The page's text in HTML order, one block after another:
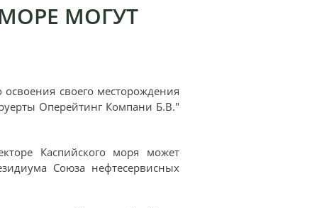
МОГУТ
освоения своего месторождения
Оперейтинг Компани Б.В."
Каспийского моря может
Союза нефтесервисных